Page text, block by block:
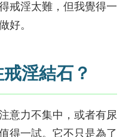
戒淫太難，但我覺得一
好。
淫結石？
意力不集中，或者有尿
得一試。它不只是為了